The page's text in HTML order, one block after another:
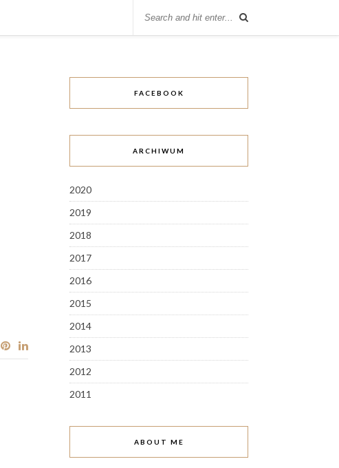
FACEBOOK
ARCHIWUM
2020
2019
2018
2017
2016
2015
2014
2013
2012
2011
ABOUT ME